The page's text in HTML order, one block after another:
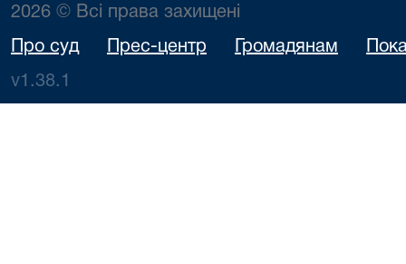
2026 © Всі права захищені
Про суд Прес-центр Громадянам
v1.38.1